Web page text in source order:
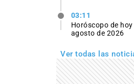
03:11
Horóscopo de
agosto de 2026
Ver todas las